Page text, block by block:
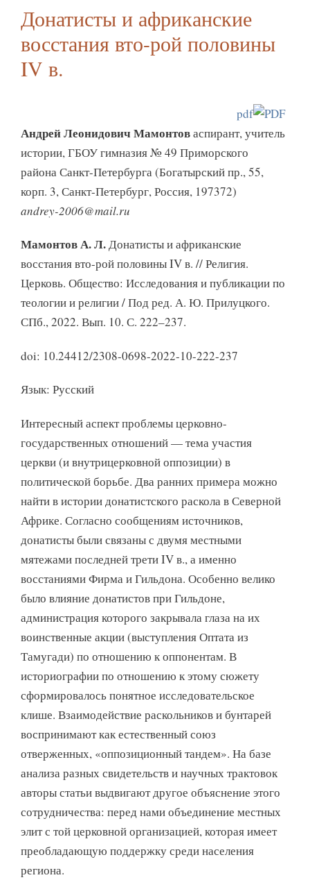
Донатисты и африканские
восстания вто-рой половины
IV в.
pdf
Андрей Леонидович Мамонтоваспирант, учитель
истории, ГБОУ гимназия № 49 Приморского
района Санкт-Петербурга (Богатырский пр., 55,
корп. 3, Санкт-Петербург, Россия, 197372)
andrey-2006@mail.ru
Мамонтов А. Л.Донатисты и африканские
восстания вто-рой половины IV в. // Религия.
Церковь. Общество: Исследования и публикации по
теологии и религии / Под ред. А. Ю. Прилуцкого.
СПб., 2022. Вып. 10. С. 222–237.
doi: 10.24412/2308-0698-2022-10-222-237
Язык: Русский
Интересный аспект проблемы церковно-
государственных отношений — тема участия
церкви (и внутрицерковной оппозиции) в
политической борьбе. Два ранних примера можно
найти в истории донатистского раскола в Северной
Африке. Согласно сообщениям источников,
донатисты были связаны с двумя местными
мятежами последней трети IV в., а именно
восстаниями Фирма и Гильдона. Особенно велико
было влияние донатистов при Гильдоне,
администрация которого закрывала глаза на их
воинственные акции (выступления Оптата из
Тамугади) по отношению к оппонентам. В
историографии по отношению к этому сюжету
сформировалось понятное исследовательское
клише. Взаимодействие раскольников и бунтарей
воспринимают как естественный союз
отверженных, «оппозиционный тандем». На базе
анализа разных свидетельств и научных трактовок
авторы статьи выдвигают другое объяснение этого
сотрудничества: перед нами объединение местных
элит с той церковной организацией, которая имеет
преобладающую поддержку среди населения
региона.